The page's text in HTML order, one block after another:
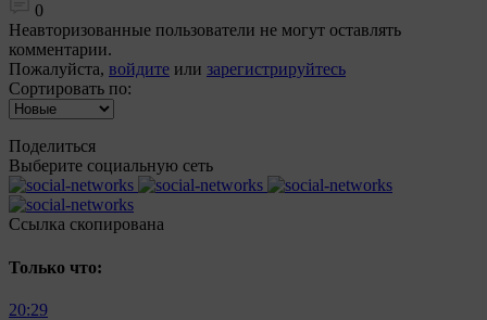
0
Неавторизованные пользователи не могут оставлять
комментарии.
Пожалуйста, войдите или зарегистрируйтесь
Сортировать по:
Поделиться
Выберите социальную сеть
Ccылка скопирована
Только что:
20:29